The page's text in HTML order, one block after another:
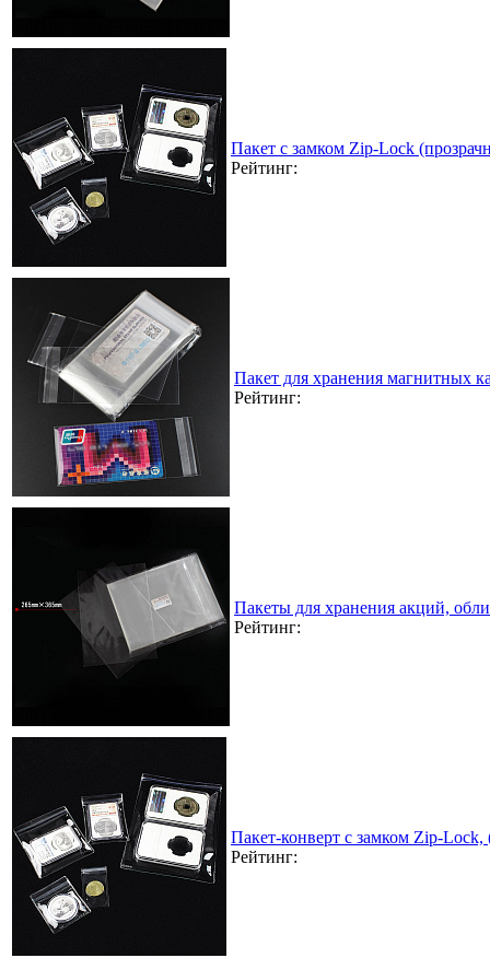
Пакет с замком Zip-Lock
Рейтинг:
Пакет для хранения магнитных
Рейтинг:
Пакеты для хранения акций,
Рейтинг:
Пакет-конверт с замком Zip-
Рейтинг: